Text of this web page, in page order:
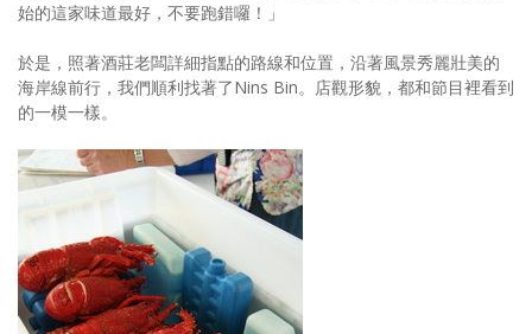
始的這家味道最好，不要跑錯囉！」
於是，照著酒莊老闆詳細指點的路線和位置，沿著風景秀麗壯美的
海岸線前行，我們順利找著了Nins Bin。店觀形貌，都和節目裡看到
的一模一樣。